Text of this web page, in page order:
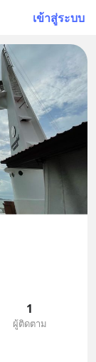
เข้าสู่ระบบ
1
ผู้ติดตาม